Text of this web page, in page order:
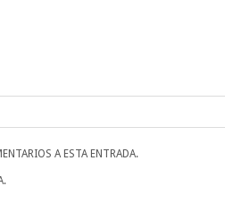
A ESTA ENTRADA.